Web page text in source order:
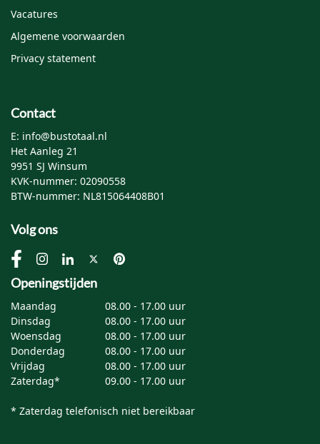
Vacatures
Algemene voorwaarden
Privacy statement
Contact
E: info@bustotaal.nl
Het Aanleg 21
9951 SJ Winsum
KVK-nummer: 02090558
BTW-nummer: NL815064408B01
Volg ons
Openingstijden
Maandag
08.00 - 17.00 uur
Dinsdag
08.00 - 17.00 uur
Woensdag
08.00 - 17.00 uur
Donderdag
08.00 - 17.00 uur
Vrijdag
08.00 - 17.00 uur
Zaterdag*
09.00 - 17.00 uur
* Zaterdag telefonisch niet bereikbaar